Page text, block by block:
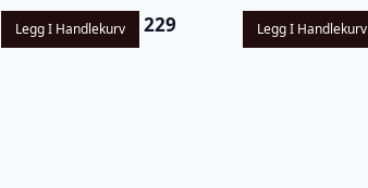
Legg I Handlekurv 229 Legg I Handlekurv